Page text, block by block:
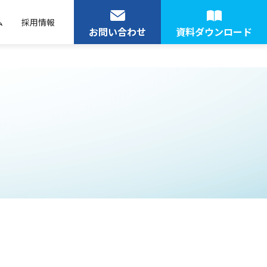
採用情報
お問い合わせ 資料ダウンロード